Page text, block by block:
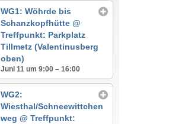
WG1: Wöhrde bis
Schanzkopfhütte@
Treffpunkt: Parkplatz
Tillmetz (Valentinusberg
oben)
Juni 11 um 9:00 – 16:00
WG2:
Wiesthal/Schneewittchen
weg@ Treffpunkt: